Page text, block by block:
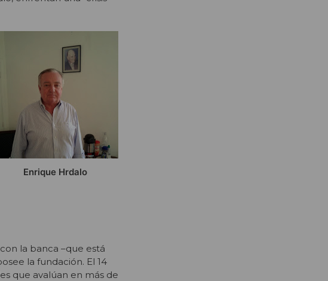
Enrique Hrdalo
la banca –que está
la fundación. El 14
que avalúan en más de